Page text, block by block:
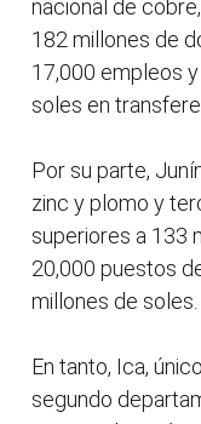
nacional de
182 millones de
17,000 empleos
soles en
Por su parte,
zinc y plomo y
superiores a 133
20,000 puestos
millones de soles.
En tanto, Ica,
segundo